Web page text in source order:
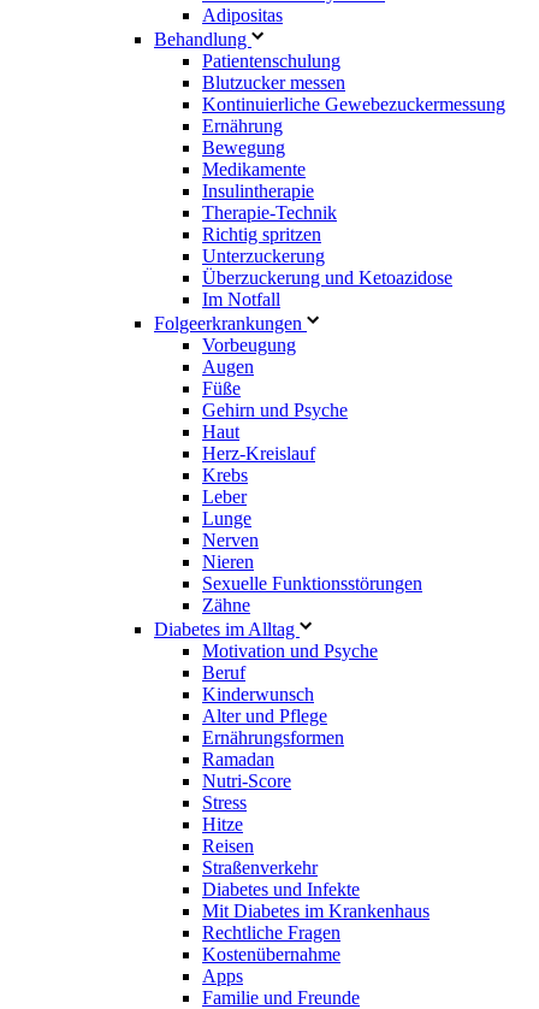
Adipositas
Behandlung
Patientenschulung
Blutzucker messen
Kontinuierliche Gewebezuckermessung
Ernährung
Bewegung
Medikamente
Insulintherapie
Therapie-Technik
Richtig spritzen
Unterzuckerung
Überzuckerung und Ketoazidose
Im Notfall
Folgeerkrankungen
Vorbeugung
Augen
Füße
Gehirn und Psyche
Haut
Herz-Kreislauf
Krebs
Leber
Lunge
Nerven
Nieren
Sexuelle Funktionsstörungen
Zähne
Diabetes im Alltag
Motivation und Psyche
Beruf
Kinderwunsch
Alter und Pflege
Ernährungsformen
Ramadan
Nutri-Score
Stress
Hitze
Reisen
Straßenverkehr
Diabetes und Infekte
Mit Diabetes im Krankenhaus
Rechtliche Fragen
Kostenübernahme
Apps
Familie und Freunde